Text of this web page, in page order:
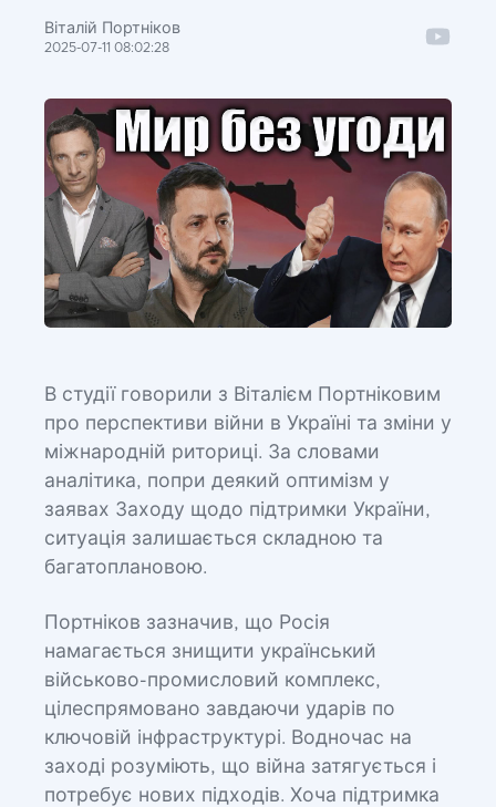
Віталій Портніков
2025-07-11 08:02:28
В студії говорили з Віталієм Портніковим
про перспективи війни в Україні та зміни у
міжнародній риториці. За словами
аналітика, попри деякий оптимізм у
заявах Заходу щодо підтримки України,
ситуація залишається складною та
багатоплановою.
Портніков зазначив, що Росія
намагається знищити український
військово-промисловий комплекс,
цілеспрямовано завдаючи ударів по
ключовій інфраструктурі. Водночас на
заході розуміють, що війна затягується і
потребує нових підходів. Хоча підтримка